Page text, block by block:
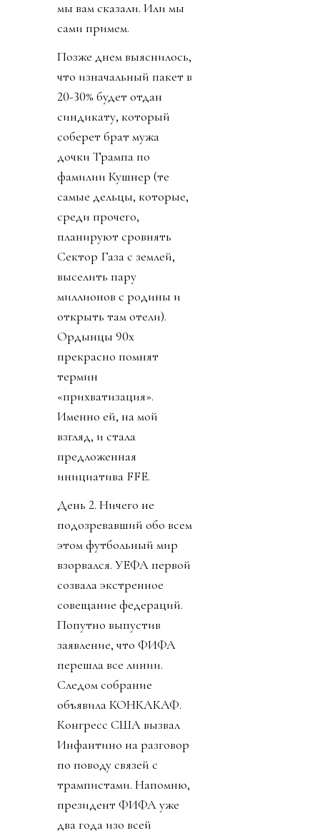
мы вам сказали. Или мы
сами примем.
Позже днем выяснилось,
что изначальный пакет в
20-30% будет отдан
синдикату, который
соберет брат мужа
дочки Трампа по
фамилии Кушнер (те
самые дельцы, которые,
среди прочего,
планируют сровнять
Сектор Газа с землей,
выселить пару
миллионов с родины и
открыть там отели).
Ордынцы 90х
прекрасно помнят
термин
«прихватизация».
Именно ей, на мой
взгляд, и стала
предложенная
инициатива FFE.
День 2. Ничего не
подозревавший обо всем
этом футбольный мир
взорвался. УЕФА первой
созвала экстренное
совещание федераций.
Попутно выпустив
заявление, что ФИФА
перешла все линии.
Следом собрание
объявила КОНКАКАФ.
Конгресс США вызвал
Инфантино на разговор
по поводу связей с
трампистами. Напомню,
президент ФИФА уже
два года изо всей